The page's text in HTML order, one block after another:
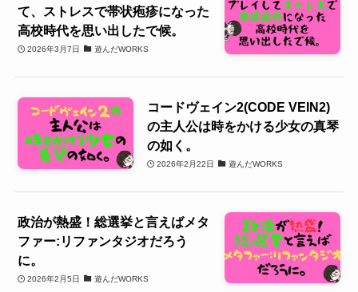
て、ストレスで帯状疱疹になった
高校時代を思い出したで候。
2026年3月7日 遊んだWORKS
コードヴェイン2(CODE VEIN2)
の主人公は時をかける少女の真琴
の如く。
2026年2月22日 遊んだWORKS
政治が熱盛！総選挙と言えばメタ
ファー:リファンタジオだろう
に。
2026年2月5日 遊んだWORKS